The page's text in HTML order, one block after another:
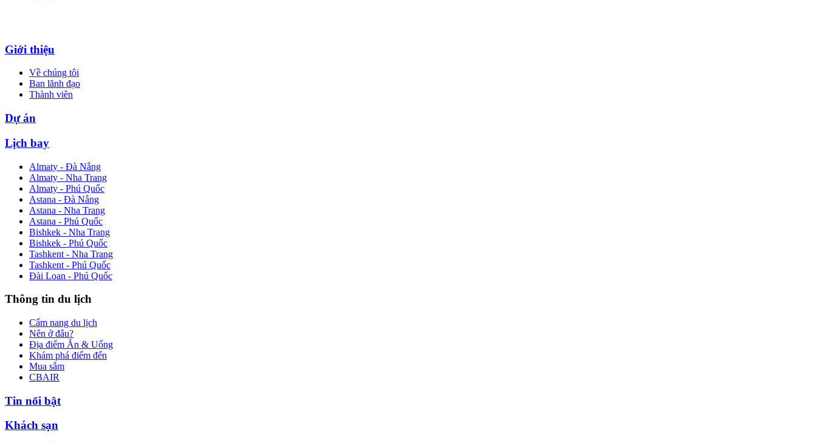
Giới thiệu
Về chúng tôi
Ban lãnh đạo
Thành viên
Dự án
Lịch bay
Almaty - Đà Nẵng
Almaty - Nha Trang
Almaty - Phú Quốc
Astana - Đà Nẵng
Astana - Nha Trang
Astana - Phú Quốc
Bishkek - Nha Trang
Bishkek - Phú Quốc
Tashkent - Nha Trang
Tashkent - Phú Quốc
Đài Loan - Phú Quốc
Thông tin du lịch
Cẩm nang du lịch
Nên ở đâu?
Địa điểm Ăn & Uống
Khám phá điểm đến
Mua sắm
CBAIR
Tin nổi bật
Khách sạn